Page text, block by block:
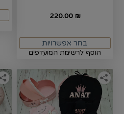
220.00 ₪
בחר אפשרויות
הוסף לרשימת המועדפים